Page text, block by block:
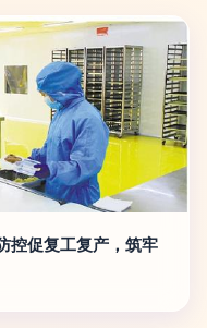
控促复工复产，筑牢